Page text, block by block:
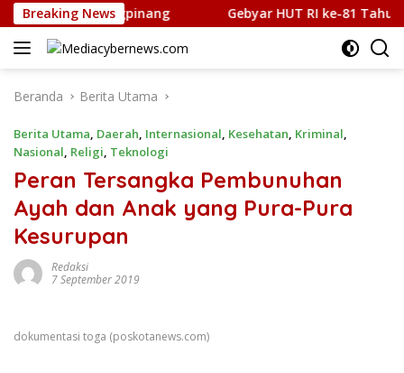
Langsung
ke
konten
Breaking News
di Tanjungpinang Gebyar HUT RI ke-81 Tahun
Beranda Berita Utama
Berita Utama, Daerah, Internasional, Kesehatan, Kriminal,
Nasional, Religi, Teknologi
Peran Tersangka Pembunuhan
Ayah dan Anak yang Pura-Pura
Kesurupan
Redaksi
7 September 2019
dokumentasi toga (poskotanews.com)